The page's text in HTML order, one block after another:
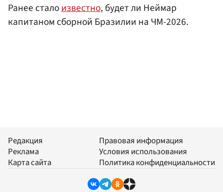
Ранее сталоизвестно, будет ли Неймар
капитаном сборной Бразилии на ЧМ-2026.
Редакция
Реклама
Карта сайта
Правовая информация
Условия использования
Политика конфиденциальности